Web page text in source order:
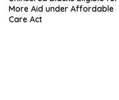
More Aid under Affordable
Care Act